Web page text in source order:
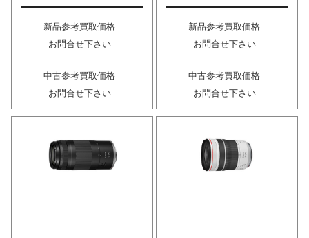
新品参考買取価格
お問合せ下さい
中古参考買取価格
お問合せ下さい
新品参考買取価格
お問合せ下さい
中古参考買取価格
お問合せ下さい